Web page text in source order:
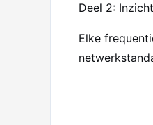
Deel 2:
Elke